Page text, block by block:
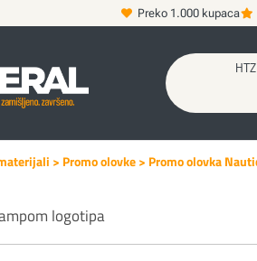
Preko 1.000 kupaca
> Promo olovke> Promo olovka
logotipa